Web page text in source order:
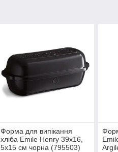
Форма для випікання
хліба Emile Henry 39х16,
5х15 см чорна (795503)